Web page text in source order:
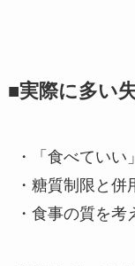
■実際に多い
・「食べてい
・糖質制限と併
・食事の質を考